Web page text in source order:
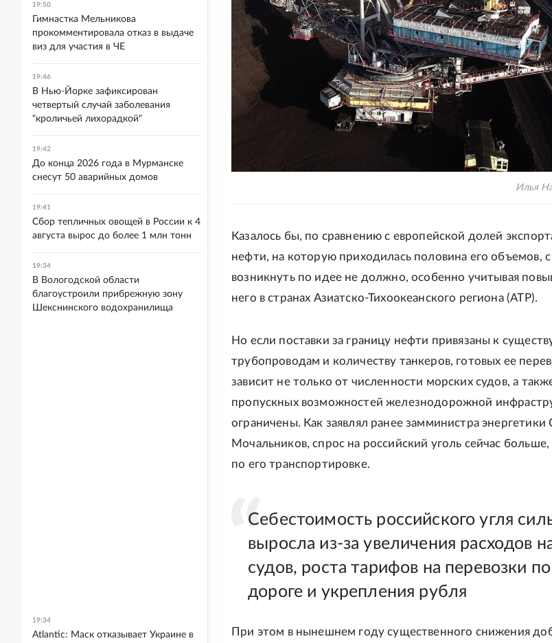
Илья
Казалось бы, по сравнению с европейской долей
нефти, на которую приходилась половина его объемов,
возникнуть по идее не должно, особенно учитывая
него в странах Азиатско-Тихоокеанского региона (АТР).
Но если поставки за границу нефти привязаны к
трубопроводам и количеству танкеров, готовых ее
зависит не только от численности морских судов, а
пропускных возможностей железнодорожной
ограничены. Как заявлял ранее замминистра энергетики
Мочальников, спрос на российский уголь сейчас
по его транспортировке.
Себестоимость российского угля
выросла из-за увеличения расходов
судов, роста тарифов на перевозки
дороге и укрепления рубля
При этом в нынешнем году существенного снижения
19:50
Гимнастка Мельникова
прокомментировала отказ в выдаче
виз для участия в ЧЕ
19:46
В Нью-Йорке зафиксирован
четвертый случай заболевания
"кроличьей лихорадкой"
19:42
До конца 2026 года в Мурманске
снесут 50 аварийных домов
19:41
Сбор тепличных овощей в России к 4
августа вырос до более 1 млн тонн
19:34
В Вологодской области
благоустроили прибрежную зону
Шекснинского водохранилища
19:34
Atlantic: Маск отказывает Украине в